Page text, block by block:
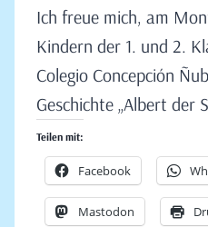
Ich freue mich, am
Kindern der 1. und 2.
Colegio Concepción
Geschichte „Albert der
Teilen mit:
Facebook
Mastodon